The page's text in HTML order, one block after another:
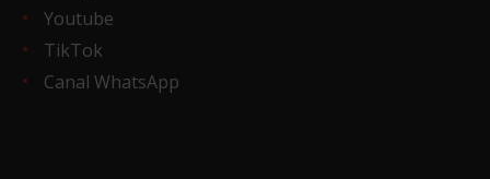
Youtube
TikTok
Canal WhatsApp